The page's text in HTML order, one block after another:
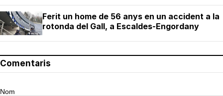
Ferit un home de 56 anys en un accident a la
rotonda del Gall, a Escaldes-Engordany
Comentaris
Nom